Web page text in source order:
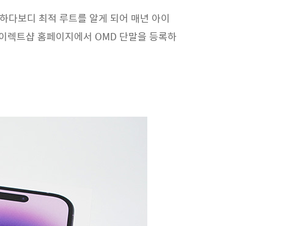
다보디 최적 루트를 알게 되어 매년 아이
렉트샵 홈페이지에서 OMD 단말을 등록하